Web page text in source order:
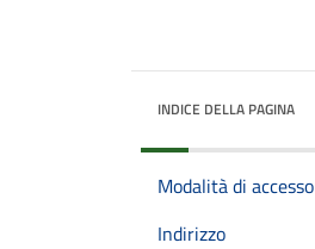
INDICE DELLA PAGINA
Modalità di accesso
Indirizzo